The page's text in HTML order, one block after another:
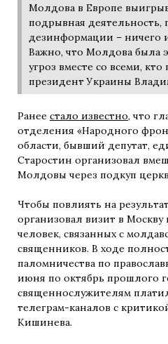
Молдова в Европе
подрывная деятельность,
дезинформации – ничего
Важно, что Молдова была
угроз вместе со всеми, кто
президент Украины
Ранее стало известно, что
отделения «Народного
области, бывший депутат,
Старостин организовал
Молдовы через подкуп
Чтобы повлиять на
организовал визит в Москву
человек, связанных с
священников. В ходе
паломничества по
июня по октябрь прошлого
священнослужителям
телеграм-каналов с
Кишинева.